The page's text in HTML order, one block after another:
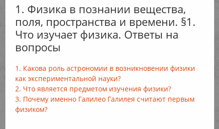
1. Физика в познании вещества,
поля, пространства и времени. §1.
Что изучает физика. Ответы на
вопросы
1. Какова роль астрономии в возникновении физики
как экспериментальной науки?
2. Что является предметом изучения физики?
3. Почему именно Галилео Галилея считают первым
физиком?